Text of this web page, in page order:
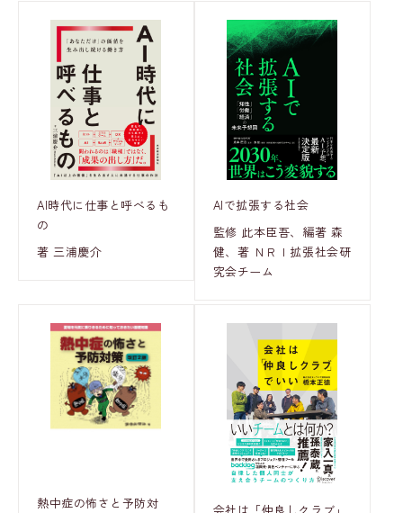
AI時代に仕事と呼べるも
の
著 三浦慶介
AIで拡張する社会
監修 此本臣吾、編著 森
健、著 ＮＲＩ拡張社会研
究会チーム
熱中症の怖さと予防対